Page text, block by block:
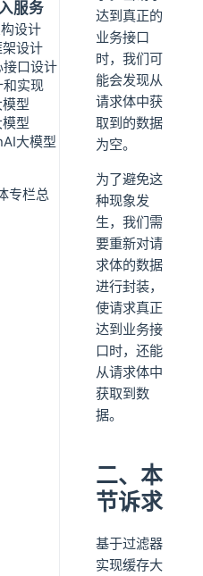
服务
设计
设计
口设计
实现
型
型
大模型
专栏总
达到真正的
业务接口
时，我们可
能会发现从
请求体中获
取到的数据
为空。
为了避免这
种现象发
生，我们需
要重新对请
求体的数据
进行封装，
使请求真正
达到业务接
口时，还能
从请求体中
获取到数
据。
二、本
节诉求
基于过滤器
实现缓存大